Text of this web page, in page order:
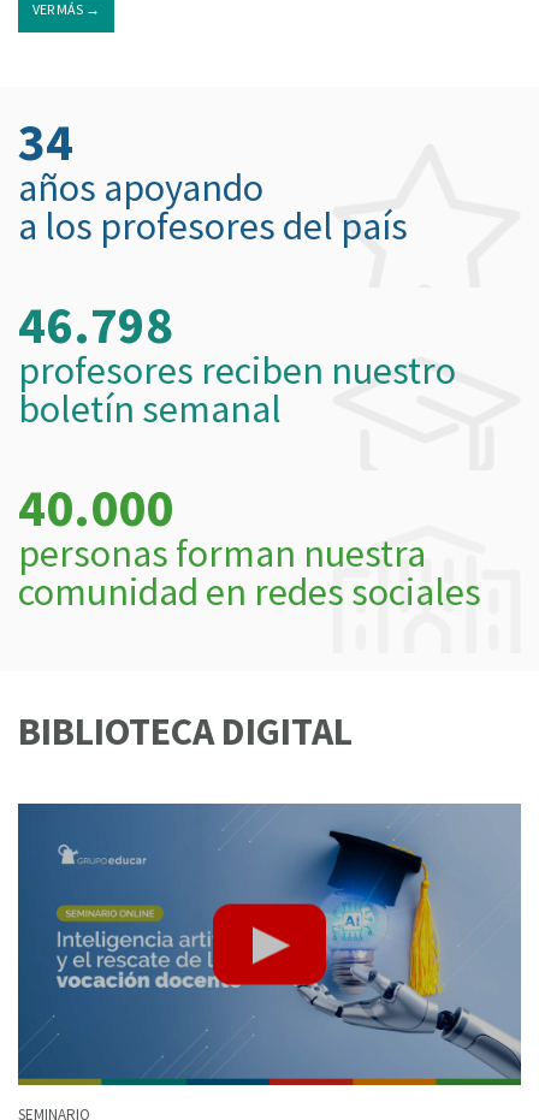
VER MÁS →
34
años apoyando
a los profesores del país
46.798
profesores reciben nuestro
boletín semanal
40.000
personas forman nuestra
comunidad en redes sociales
BIBLIOTECA DIGITAL
SEMINARIO